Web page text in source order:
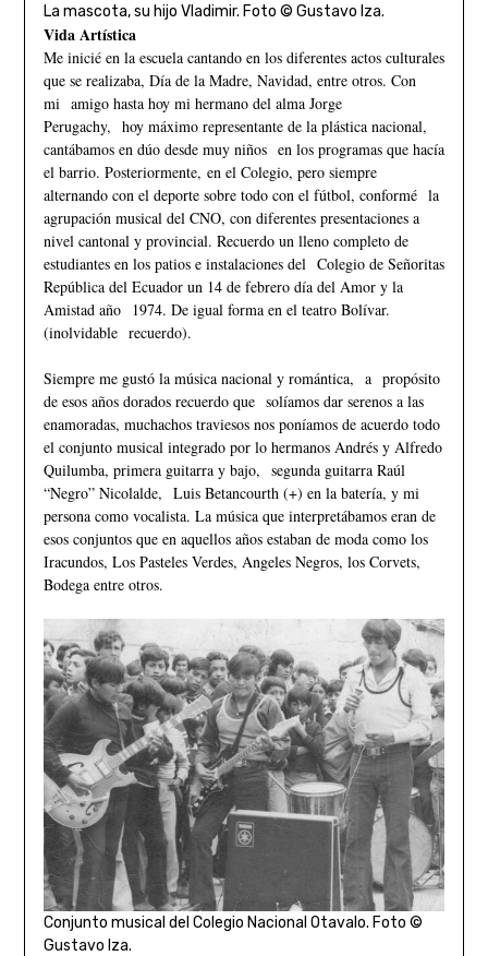
La mascota, su hijo Vladimir. Foto © Gustavo Iza.
Vida Artística
Me inicié en la escuela cantando en los diferentes actos culturales
que se realizaba, Día de la Madre, Navidad, entre otros. Con
mi amigo hasta hoy mi hermano del alma Jorge
Perugachy, hoy máximo representante de la plástica nacional,
cantábamos en dúo desde muy niños en los programas que hacía
el barrio. Posteriormente, en el Colegio, pero siempre
alternando con el deporte sobre todo con el fútbol, conformé la
agrupación musical del CNO, con diferentes presentaciones a
nivel cantonal y provincial. Recuerdo un lleno completo de
estudiantes en los patios e instalaciones del Colegio de Señoritas
República del Ecuador un 14 de febrero día del Amor y la
Amistad año 1974. De igual forma en el teatro Bolívar.
(inolvidable recuerdo).
Siempre me gustó la música nacional y romántica, a propósito
de esos años dorados recuerdo que solíamos dar serenos a las
enamoradas, muchachos traviesos nos poníamos de acuerdo todo
el conjunto musical integrado por lo hermanos Andrés y Alfredo
Quilumba, primera guitarra y bajo, segunda guitarra Raúl
“Negro” Nicolalde, Luis Betancourth (+) en la batería, y mi
persona como vocalista. La música que interpretábamos eran de
esos conjuntos que en aquellos años estaban de moda como los
Iracundos, Los Pasteles Verdes, Angeles Negros, los Corvets,
Bodega entre otros.
Conjunto musical del Colegio Nacional Otavalo. Foto ©
Gustavo Iza.